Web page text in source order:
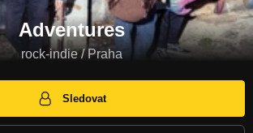
Adventures
rock-indie / Praha
Sledovat